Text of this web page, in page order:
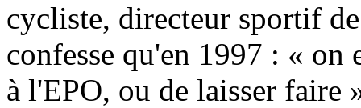
cycliste, directeur sportif
confesse qu'en 1997 : « on
à l'EPO, ou de laisser faire